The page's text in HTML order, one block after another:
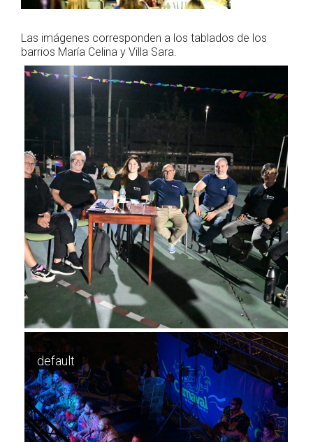
Las imágenes corresponden a los tablados de los
barrios María Celina y Villa Sara.
default